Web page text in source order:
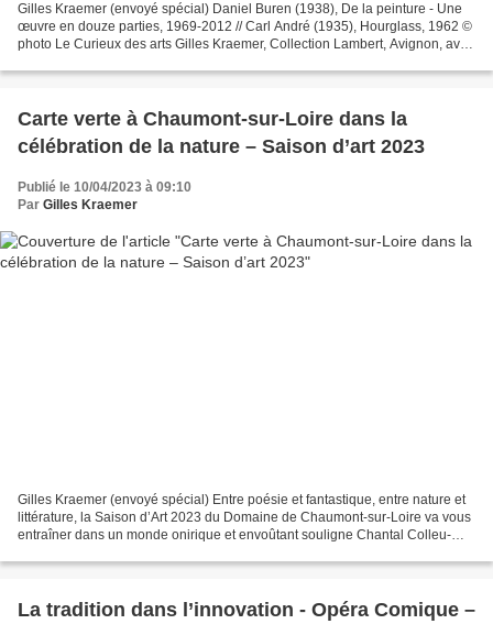
Gilles Kraemer (envoyé spécial) Daniel Buren (1938), De la peinture - Une
œuvre en douze parties, 1969-2012 // Carl André (1935), Hourglass, 1962 ©
photo Le Curieux des arts Gilles Kraemer, Collection Lambert, Avignon, avril
Carte verte à Chaumont-sur-Loire dans la
célébration de la nature – Saison d’art 2023
Publié le 10/04/2023 à 09:10
Par Gilles Kraemer
Gilles Kraemer (envoyé spécial) Entre poésie et fantastique, entre nature et
littérature, la Saison d’Art 2023 du Domaine de Chaumont-sur-Loire va vous
entraîner dans un monde onirique et envoûtant souligne Chantal Colleu-
La tradition dans l’innovation - Opéra Comique –